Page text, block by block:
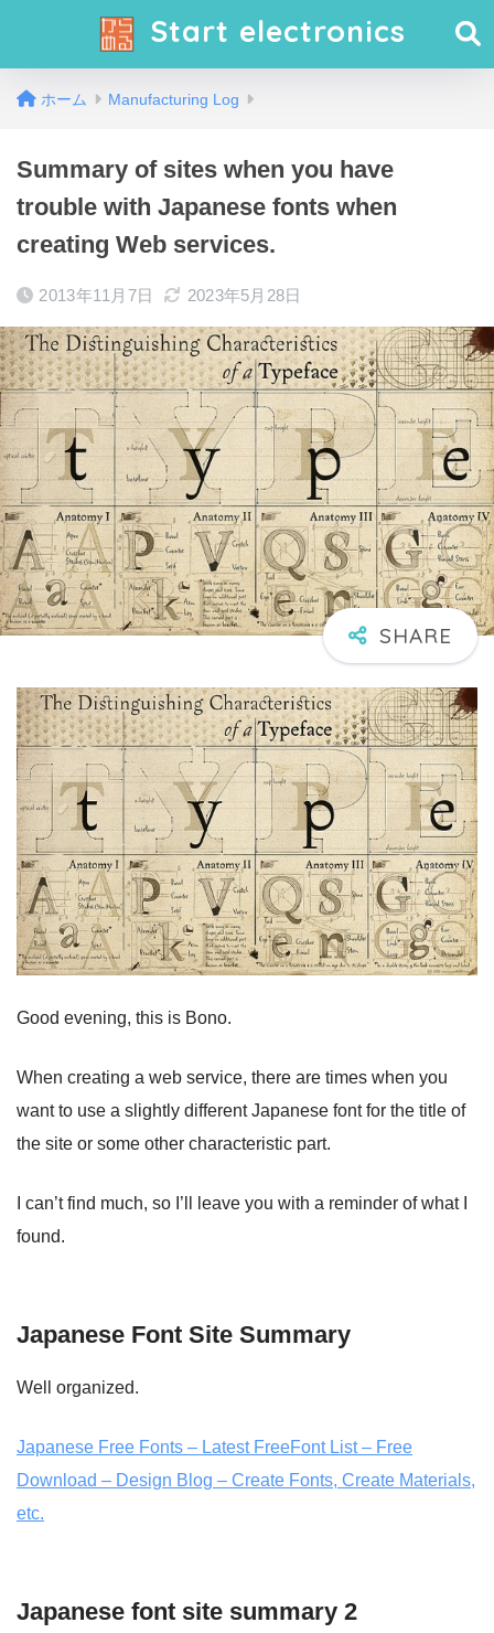
Start electronics
ホーム Manufacturing Log
Summary of sites when you have
trouble with Japanese fonts when
creating Web services.
2013年11月7日 2023年5月28日
Good evening, this is Bono.
When creating a web service, there are times when you
want to use a slightly different Japanese font for the title of
the site or some other characteristic part.
I can’t find much, so I’ll leave you with a reminder of what I
found.
Japanese Font Site Summary
Well organized.
Japanese Free Fonts – Latest FreeFont List – Free
Download – Design Blog – Create Fonts, Create Materials,
etc.
Japanese font site summary 2